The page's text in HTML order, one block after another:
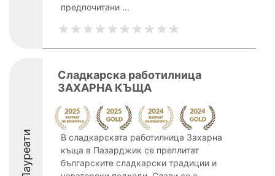
предпочитани ...
Лауреати
Сладкарска работилница
ЗАХАРНА КЪЩА
В сладкарската работилница Захарна
къща в Пазарджик се преплитат
българските сладкарски традиции и